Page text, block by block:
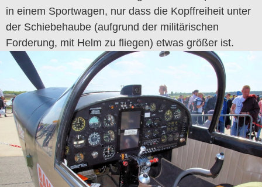
in einem Sportwagen, nur dass die Kopffreiheit unter
der Schiebehaube (aufgrund der militärischen
Forderung, mit Helm zu fliegen) etwas größer ist.